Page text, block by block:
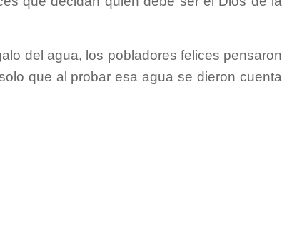
del agua, los pobladores felices pensaron
que al probar esa agua se dieron cuenta